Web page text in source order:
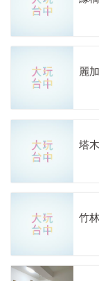
麗
塔
竹